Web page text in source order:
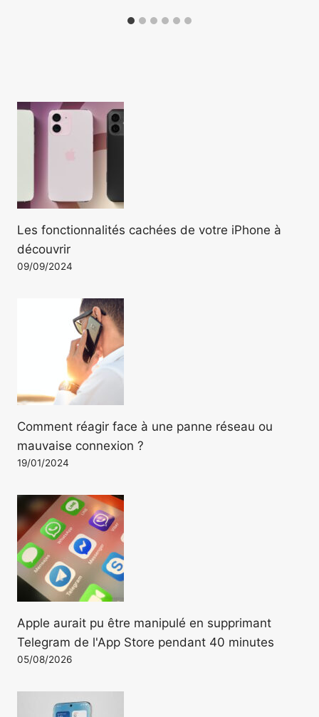
Les fonctionnalités cachées de votre iPhone à
découvrir
09/09/2024
Comment réagir face à une panne réseau ou
mauvaise connexion ?
19/01/2024
Apple aurait pu être manipulé en supprimant
Telegram de l'App Store pendant 40 minutes
05/08/2026